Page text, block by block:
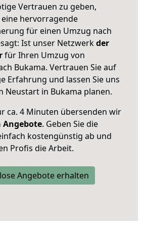
Vertrauen zu geben,
hervorragende
für einen Umzug nach
Ist unser Netzwerkder
für Ihren Umzug von
Bukama. Vertrauen Sie auf
Erfahrung und lassen Sie uns
Neustart in Bukama planen.
ca. 4 Minuten übersenden wir
Angebote. Geben Sie die
kostengünstig ab und
Profis die Arbeit.
Angebote erhalten